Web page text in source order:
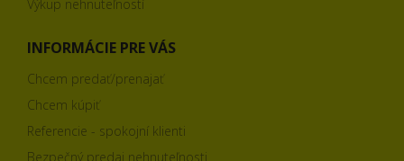
Výkup nehnuteľností
INFORMÁCIE PRE VÁS
Chcem predať/prenajať
Chcem kúpiť
Referencie - spokojní klienti
Bezpečný predaj nehnuteľnosti